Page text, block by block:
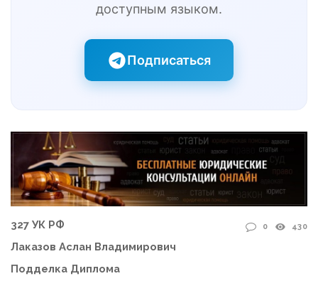
доступным языком.
Подписаться
327 УК РФ
Лаказов Аслан Владимирович
Подделка Диплома
0 430